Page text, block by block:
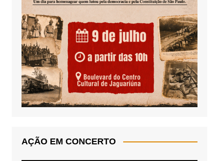
AÇÃO EM CONCERTO